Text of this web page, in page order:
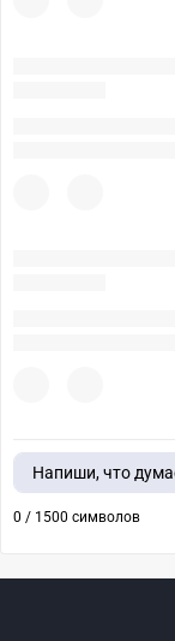
Напиши, что
0 / 1500 символов